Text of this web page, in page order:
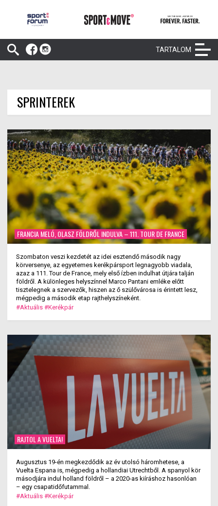
TARTALOM
SPRINTEREK
FRANCIA MELÓ, OLASZ FÖLDRŐL INDULVA – 111. TOUR DE FRANCE
Szombaton veszi kezdetét az idei esztendő második nagy
körversenye, az egyetemes kerékpársport legnagyobb viadala,
azaz a 111. Tour de France, mely első ízben indulhat útjára talján
földről. A különleges helyszínnel Marco Pantani emléke előtt
tisztelegnek a szervezők, hiszen az ő szülővárosa is érintett lesz,
mégpedig a második etap rajthelyszíneként.
#Aktuális #Kerékpár
RAJTOL A VUELTA!
Augusztus 19-én megkezdődik az év utolsó háromhetese, a
Vuelta Espana is, mégpedig a hollandiai Utrechtből. A spanyol kör
másodjára indul holland földről – a 2020-as kiíráshoz hasonlóan
– egy csapatidőfutammal.
#Aktuális #Kerékpár